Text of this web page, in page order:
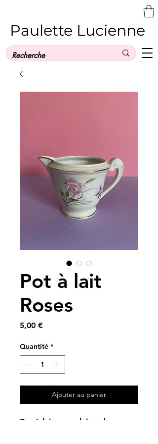
Paulette Lucienne
Pot à lait
Roses
5,00 €Prix
Quantité *
Ajouter au panier
Pot à lait porcelaine de